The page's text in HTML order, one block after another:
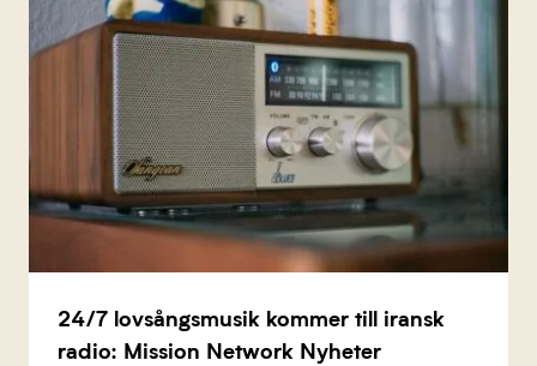
24/7 lovsångsmusik kommer till iransk
radio: Mission Network Nyheter